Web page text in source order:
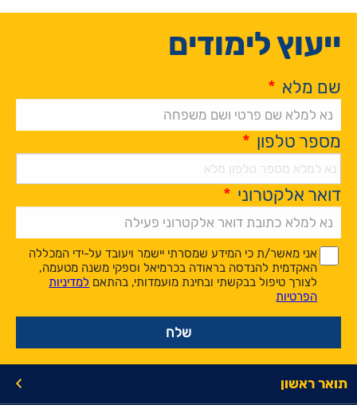
ייעוץ לימודים
שם מלא *
מספר טלפון *
דואר אלקטרוני *
*
*
אני מאשר/ת כי המידע שמסרתי יישמר ויעובד על-ידי המכללה
האקדמית להנדסה בראודה בכרמיאל וספקי משנה מטעמה,
לצורך טיפול בבקשתי ובחינת מועמדותי, בהתאם למדיניות
הפרטיות
Alternative:
תואר ראשון